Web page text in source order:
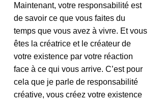
Maintenant, votre responsabilité est
de savoir ce que vous faites du
temps que vous avez à vivre. Et vous
êtes la créatrice et le créateur de
votre existence par votre réaction
face à ce qui vous arrive. C’est pour
cela que je parle de responsabilité
créative, vous créez votre existence